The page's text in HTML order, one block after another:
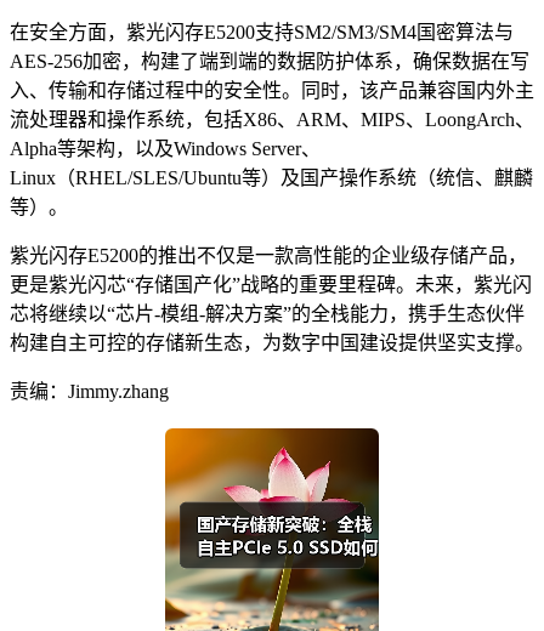
在安全方面，紫光闪存E5200支持SM2/SM3/SM4国密算法与
AES-256加密，构建了端到端的数据防护体系，确保数据在写
入、传输和存储过程中的安全性。同时，该产品兼容国内外主
流处理器和操作系统，包括X86、ARM、MIPS、LoongArch、
Alpha等架构，以及Windows Server、
Linux（RHEL/SLES/Ubuntu等）及国产操作系统（统信、麒麟
等）。
紫光闪存E5200的推出不仅是一款高性能的企业级存储产品，
更是紫光闪芯“存储国产化”战略的重要里程碑。未来，紫光闪
芯将继续以“芯片-模组-解决方案”的全栈能力，携手生态伙伴
构建自主可控的存储新生态，为数字中国建设提供坚实支撑。
责编：Jimmy.zhang